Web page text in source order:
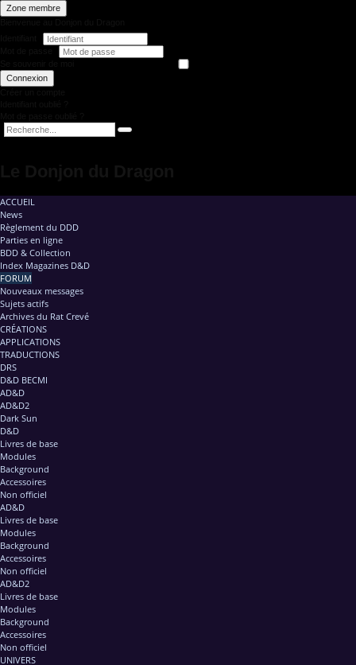
Zone membre
Connexion
ACCUEIL
News
Règlement du DDD
Parties en ligne
BDD & Collection
Index Magazines D&D
FORUM
Nouveaux messages
Sujets actifs
Archives du Rat Crevé
CRÉATIONS
APPLICATIONS
TRADUCTIONS
DRS
D&D BECMI
AD&D
AD&D2
Dark Sun
D&D
Livres de base
Modules
Background
Accessoires
Non officiel
AD&D
Livres de base
Modules
Background
Accessoires
Non officiel
AD&D2
Livres de base
Modules
Background
Accessoires
Non officiel
UNIVERS